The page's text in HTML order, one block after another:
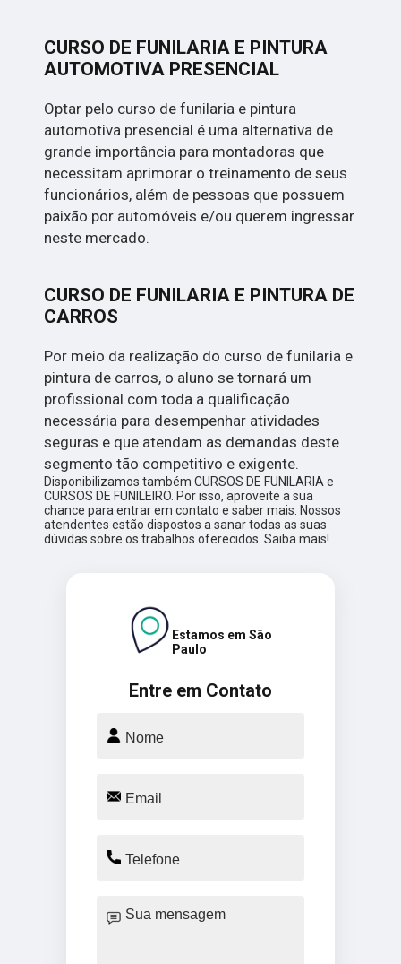
CURSO DE FUNILARIA E PINTURA
AUTOMOTIVA PRESENCIAL
Optar pelo curso de funilaria e pintura
automotiva presencial é uma alternativa de
grande importância para montadoras que
necessitam aprimorar o treinamento de seus
funcionários, além de pessoas que possuem
paixão por automóveis e/ou querem ingressar
neste mercado.
CURSO DE FUNILARIA E PINTURA DE
CARROS
Por meio da realização do curso de funilaria e
pintura de carros, o aluno se tornará um
profissional com toda a qualificação
necessária para desempenhar atividades
seguras e que atendam as demandas deste
segmento tão competitivo e exigente.
Disponibilizamos também CURSOS DE FUNILARIA e
CURSOS DE FUNILEIRO. Por isso, aproveite a sua
chance para entrar em contato e saber mais. Nossos
atendentes estão dispostos a sanar todas as suas
dúvidas sobre os trabalhos oferecidos. Saiba mais!
Entre em Contato
Estamos em São
Paulo